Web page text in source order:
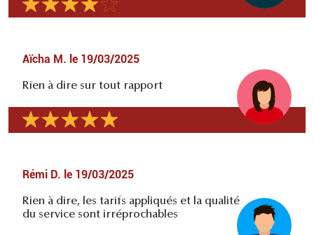
Aïcha M. le 19/03/2025
Rien à dire sur tout rapport
Rémi D. le 19/03/2025
Rien à dire, les tarifs appliqués et la qualité
du service sont irréprochables